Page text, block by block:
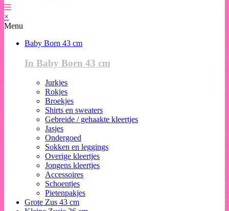
×
Menu
Baby Born 43 cm
In Baby Born 43 cm
Jurkjes
Rokjes
Broekjes
Shirts en sweaters
Gebreide / gehaakte kleertjes
Jasjes
Ondergoed
Sokken en leggings
Overige kleertjes
Jongens kleertjes
Accessoires
Schoentjes
Pietenpakjes
Grote Zus 43 cm